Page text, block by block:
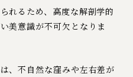
れるため、高度な解剖学的
美意識が不可欠となりま
、不自然な窪みや左右差が